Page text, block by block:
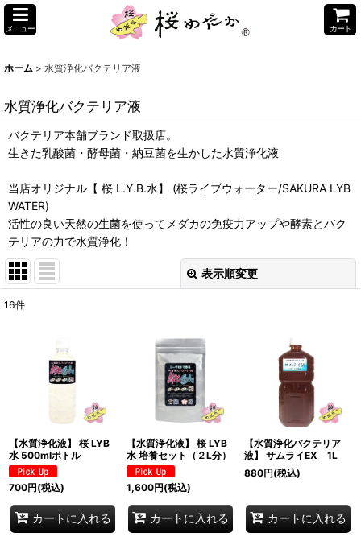
メニュー カート
ホーム > 水質浄化バクテリア液
水質浄化バクテリア液
バクテリア本舗ブランド取扱店。
生きた乳酸菌・酵母菌・納豆菌を生かした水質浄化液
当店オリジナル【 桜 L.Y.B.水】 (桜ライブウォーター/SAKURA LYB
WATER)
活性の良い天然の生菌を使ってメダカの免疫力アップや酵素とバク
テリアの力で水質浄化！
表示順変更
表示数:
絞り込む
16件
【水質浄化液】 桜 LYB
水 500mlボトル
700円(税込)
カートに入れる
【水質浄化液】 桜 LYB
水 培養セット（２L分）
1,600円(税込)
カートに入れる
【水質浄化バクテリア
液】 サムライEX 1L
880円(税込)
カートに入れる